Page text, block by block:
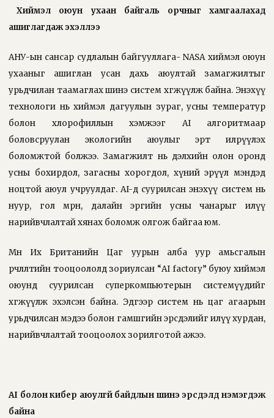
Хиймэл оюун ухаан байгаль орчныг хамгаалахад
ашиглагдаж эхэллээ
АНУ-ын сансар судлалын байгууллага- NASA хиймэл оюун
ухааныг ашиглан усан дахь аюултай замагжилтыг
урьдчилан таамаглах шинэ систем хөгжүүлж байна. Энэхүү
технологи нь хиймэл дагуулын зураг, усны температур
болон хлорофиллын хэмжээг AI алгоритмаар
боловсруулан экологийн аюулыг эрт илрүүлэх
боломжтой болжээ. Замагжилт нь дэлхийн олон оронд
усны бохирдол, загасны хорогдол, хүний эрүүл мэндэд
ноцтой аюул учруулдаг. AI-д суурилсан энэхүү систем нь
нуур, гол мөрөн, далайн эргийн усны чанарыг илүү
нарийвчлалтай хянах боломж олгож байгаа юм.
Мөн Их Британийн Цаг уурын алба уур амьсгалын
өөрчлөлтийн тооцоололд зориулсан “AI factory” буюу хиймэл
оюунд суурилсан суперкомпьютерын системүүдийг
хөгжүүлж эхэлсэн байна. Эдгээр систем нь цаг агаарын
урьдчилсан мэдээ болон гамшгийн эрсдэлийг илүү хурдан,
нарийвчлалтай тооцоолох зорилготой ажээ.
AI болон кибер аюулгүй байдлын шинэ эрсдэлүүд нэмэгдэж
байна